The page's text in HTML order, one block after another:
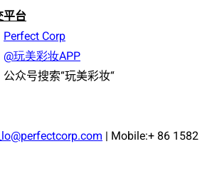
平台
Perfect Corp
@玩美彩妆APP
众号搜索“玩美彩妆“
| Mobile:+ 86 1582